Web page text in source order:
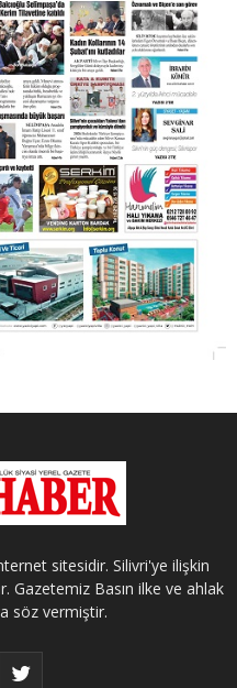
sitesidir. Silivri'ye ilişkin
Gazetemiz Basın ilke ve ahlak
söz vermiştir.